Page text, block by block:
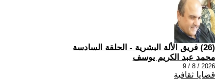
(26) فريق الألة البشرية - الحلقة السادسة
محمد عبد الكريم يوسف
2026 / 8 / 9
قضايا ثقافية